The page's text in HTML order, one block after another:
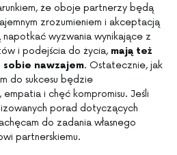
że oboje partnerzy będą
zrozumieniem i akceptacją
wyzwania wynikające z
i podejścia do życia, mają też
nawzajem. Ostatecznie, jak
do sukcesu będzie
empatia i chęć kompromisu. Jeśli
porad dotyczących
do zadania własnego
partnerskiemu.